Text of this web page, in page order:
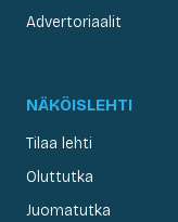
Advertoriaalit
NÄKÖISLEHTI
Tilaa lehti
Oluttutka
Juomatutka